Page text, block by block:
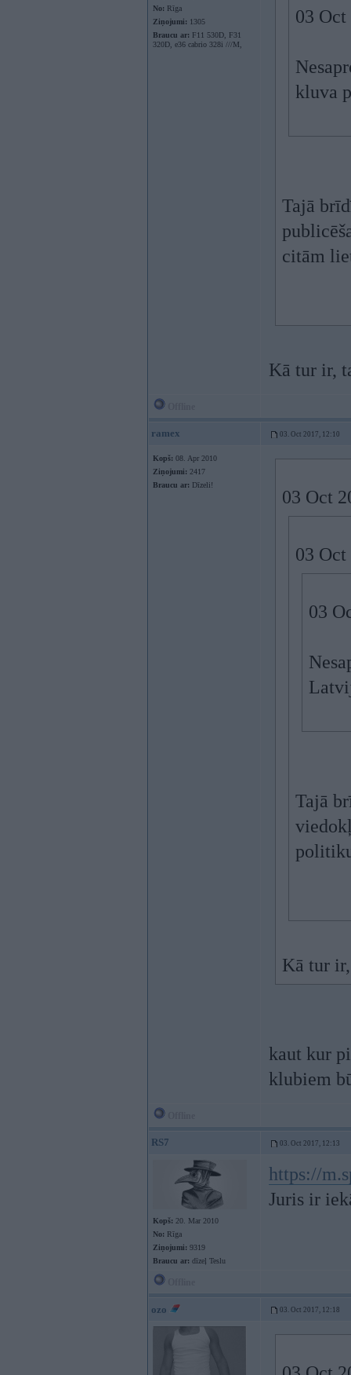
No: Rīga
Ziņojumi: 1305
Braucu ar: F11 530D, F31
320D, e36 cabrio 328i ///M,
03
kluva
Tajā
citām
Kā tur ir,
ramex 03. Oct 2017, 12:10
Kopš: 08. Apr 2010
Ziņojumi: 2417
Braucu ar: Dīzeli!
03 Oct
03
03
Tajā
Kā tur
kaut kur
klubiem
RS7 03. Oct 2017, 12:13
Kopš: 20. Mar 2010
No: Rīga
Ziņojumi: 9319
Braucu ar: dīzeļ Teslu
https://
Juris ir
ozo 03. Oct 2017, 12:18